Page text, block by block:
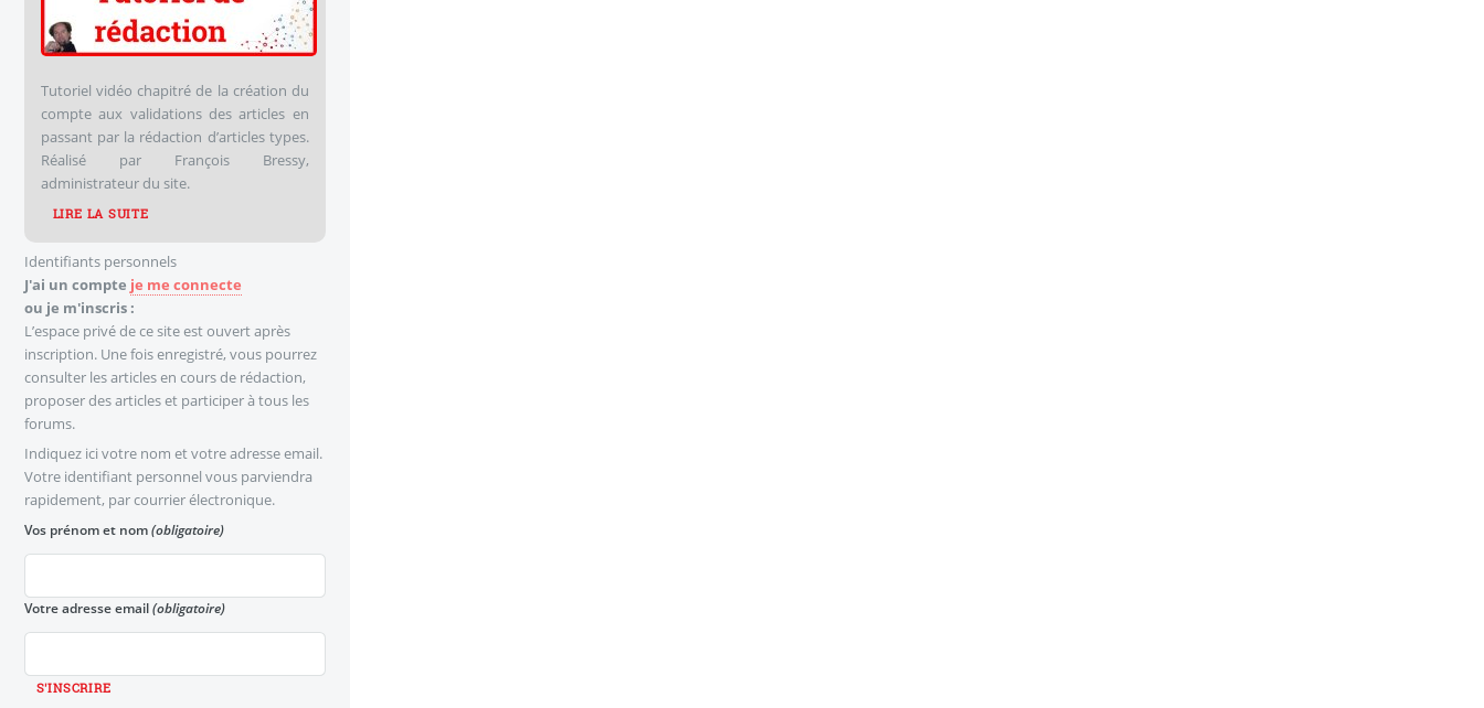
Tutoriel vidéo chapitré de la création du
compte aux validations des articles en
passant par la rédaction d’articles types.
Réalisé par François Bressy,
administrateur du site.
LIRE LA SUITE
J'ai un compte je me connecte
ou je m'inscris :
L’espace privé de ce site est ouvert après
inscription. Une fois enregistré, vous pourrez
consulter les articles en cours de rédaction,
proposer des articles et participer à tous les
forums.
Identifiants personnels
Indiquez ici votre nom et votre adresse email.
Votre identifiant personnel vous parviendra
rapidement, par courrier électronique.
Vos prénom et nom(obligatoire)
Votre adresse email(obligatoire)